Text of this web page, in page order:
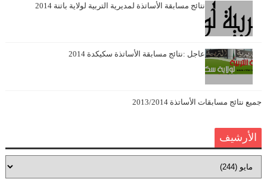
نتائج مسابقة الأساتذة لمديرية التربية لولاية باتنة 2014
عاجل :نتائج مسابقة الأساتذة سكيكدة 2014
جميع نتائج مسابقات الأساتذة 2013/2014
الأرشيف